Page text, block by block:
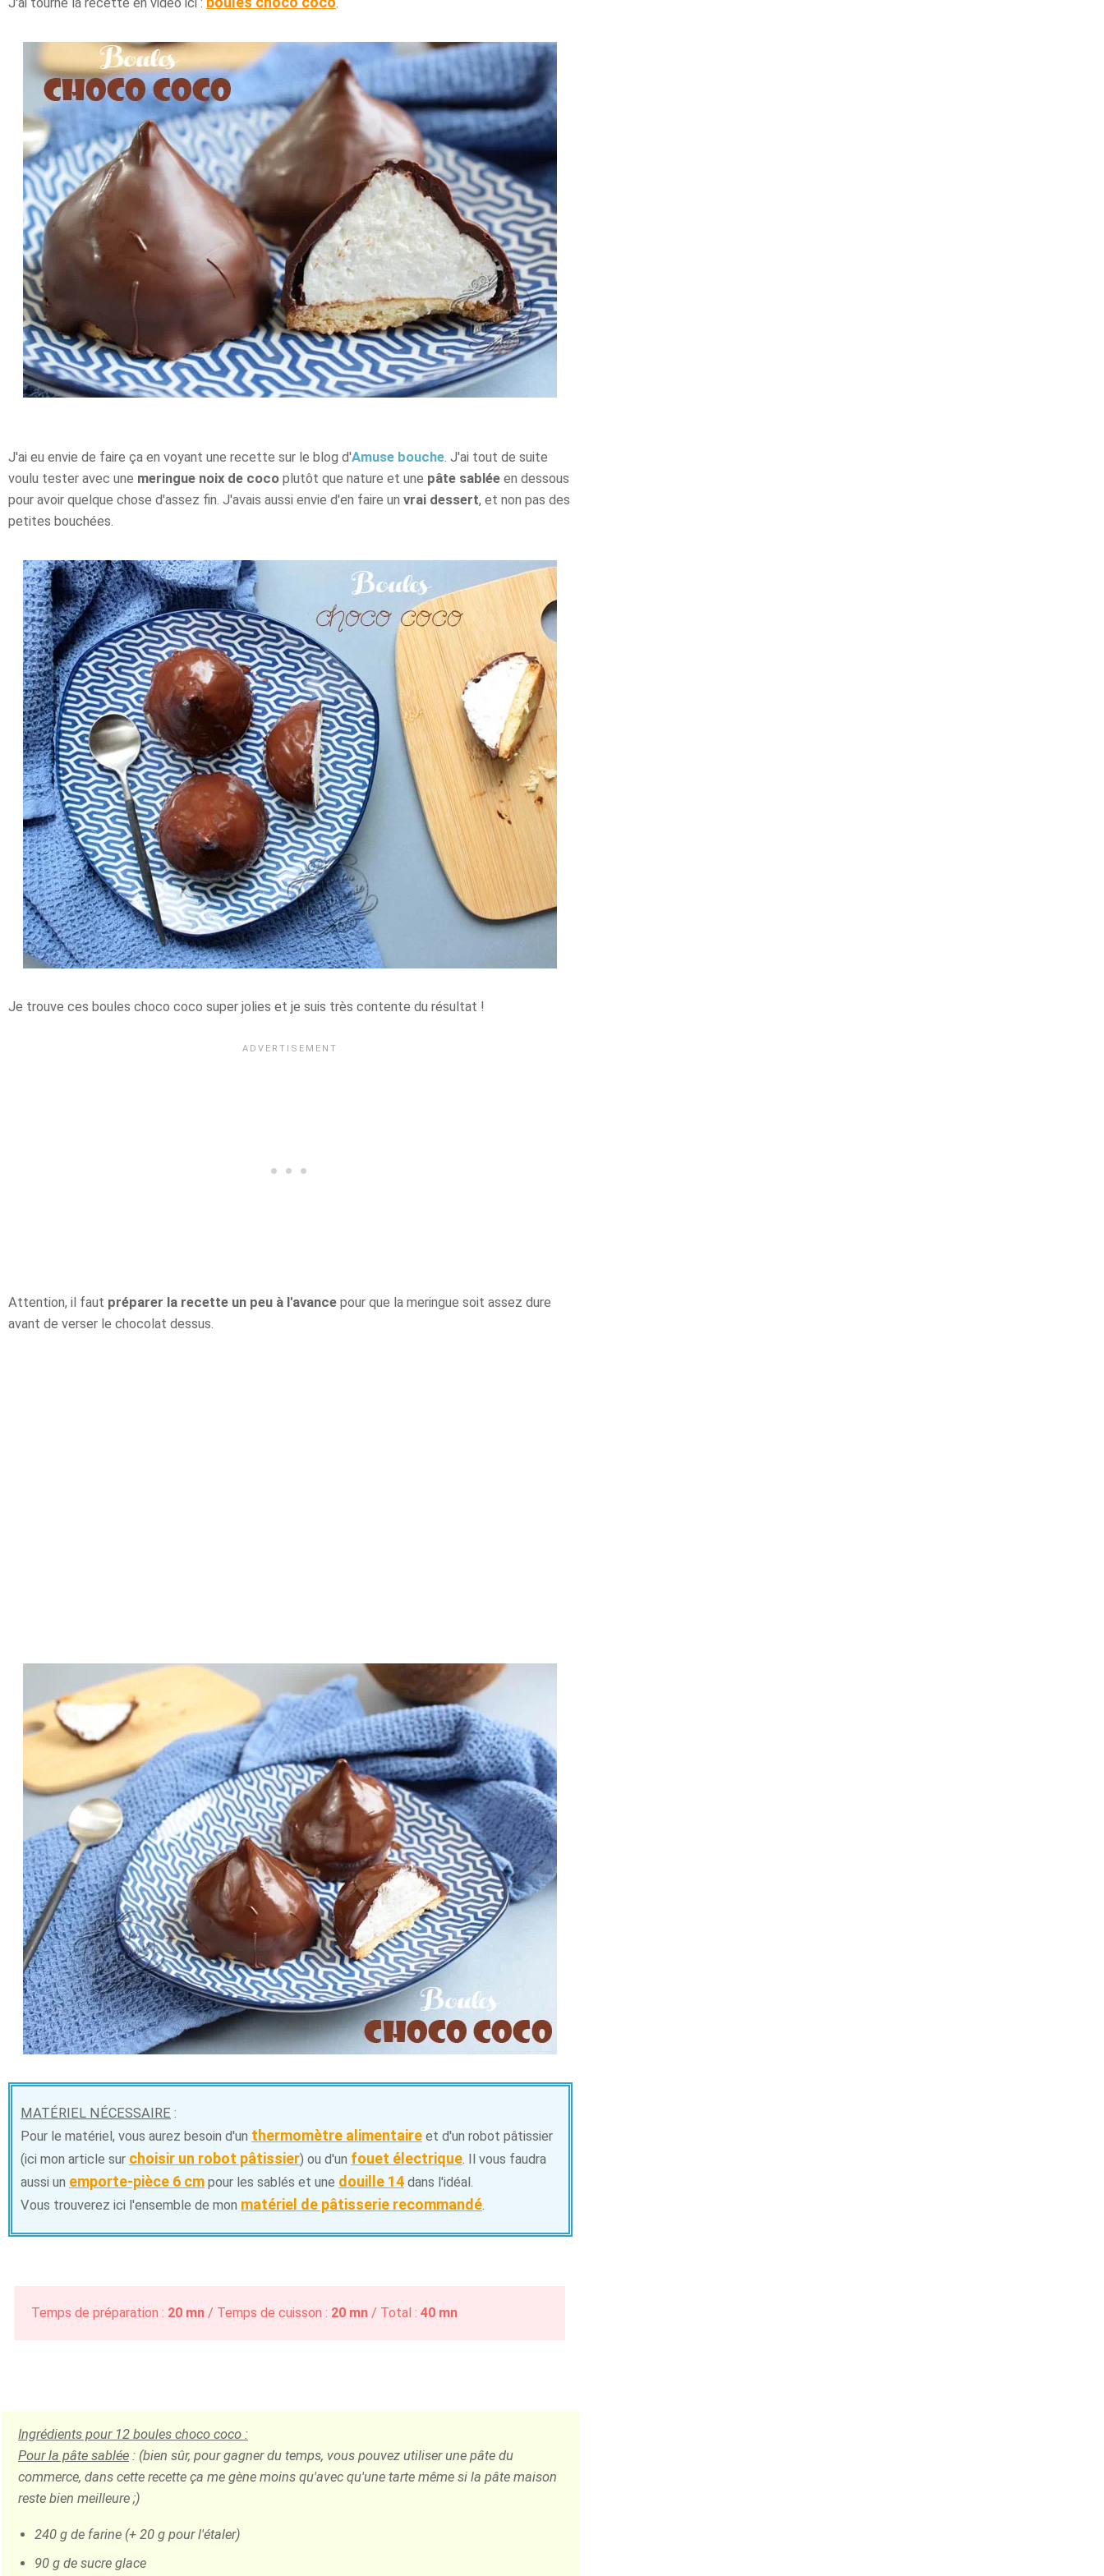
J'ai eu envie de faire ça en voyant une recette sur le blog d'Amuse bouche . J'ai tout de suite
voulu tester avec une meringue noix de coco plutôt que nature et une pâte sablée en dessous
pour avoir quelque chose d'assez fin. J'avais aussi envie d'en faire un vrai dessert, et non pas des
petites bouchées.
Je trouve ces boules choco coco super jolies et je suis très contente du résultat !
Attention, il faut préparer la recette un peu à l'avance pour que la meringue soit assez dure
avant de verser le chocolat dessus.
MATÉRIEL NÉCESSAIRE :
Pour le matériel, vous aurez besoin d'un thermomètre alimentaire et d'un robot pâtissier
(ici mon article sur choisir un robot pâtissier) ou d'un fouet électrique. Il vous faudra
aussi un emporte-pièce 6 cm pour les sablés et une douille 14 dans l'idéal.
Vous trouverez ici l'ensemble de mon matériel de pâtisserie recommandé.
Temps de préparation : 20 mn / Temps de cuisson : 20 mn / Total :40 mn
Ingrédients pour 12 boules choco coco :
Pour la pâte sablée : (bien sûr, pour gagner du temps, vous pouvez utiliser une pâte du
commerce, dans cette recette ça me gène moins qu'avec qu'une tarte même si la pâte maison
reste bien meilleure ;)
240 g de farine (+ 20 g pour l'étaler)
90 g de sucre glace